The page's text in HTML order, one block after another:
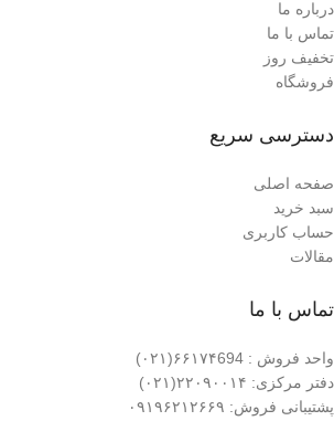
درباره ما
تماس با ما
تخفیف روز
فروشگاه
دسترسی سریع
صفحه اصلی
سبد خرید
حساب کاربری
مقالات
تماس با ما
واحد فروش : ۶۶۱۷۴694(۰۲۱)
دفتر مرکزی: ۲۲۰۹۰۰۱۴(۰۲۱)
پشتیبانی فروش: ۰۹۱۹۶۲۱۲۶۶۹